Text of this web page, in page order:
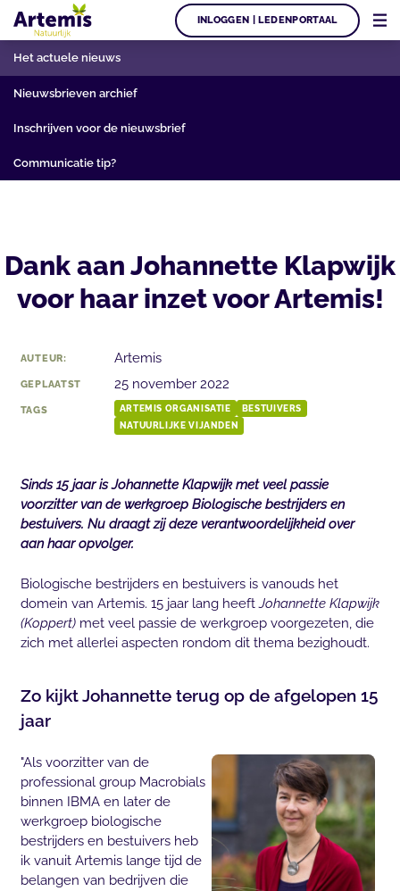
INLOGGEN | LEDENPORTAAL
Het actuele nieuws
Nieuwsbrieven archief
Inschrijven voor de nieuwsbrief
Communicatie tip?
Dank aan Johannette Klapwijk
voor haar inzet voor Artemis!
AUTEUR: Artemis
GEPLAATST 25 november 2022
TAGS ARTEMIS ORGANISATIE
BESTUIVERS
NATUURLIJKE VIJANDEN
Sinds 15 jaar is Johannette Klapwijk met veel passie
voorzitter van de werkgroep Biologische bestrijders en
bestuivers. Nu draagt zij deze verantwoordelijkheid over
aan haar opvolger.
Biologische bestrijders en bestuivers is vanouds het
domein van Artemis. 15 jaar lang heeftJohannette Klapwijk
(Koppert) met veel passie de werkgroep voorgezeten, die
zich met allerlei aspecten rondom dit thema bezighoudt.
Zo kijkt Johannette terug op de afgelopen 15
jaar
"Als voorzitter van de
professional group Macrobials
binnen IBMA en later de
werkgroep biologische
bestrijders en bestuivers heb
ik vanuit Artemis lange tijd de
belangen van bedrijven die